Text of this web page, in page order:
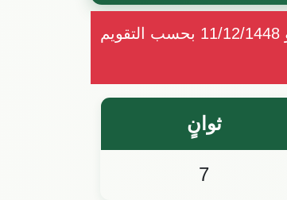
كم باقي على عيد الاضحى: من المتوقع أن يبدأ عيد الاضحى 2027 يوم الاثنين بتاريخ 17/05/2027 ميلادي و 11/12/1448 بحسب التقويم
ثوانٍ
6